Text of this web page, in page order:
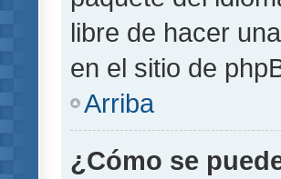
libre de hacer
en el sitio de
Arriba
¿Cómo se